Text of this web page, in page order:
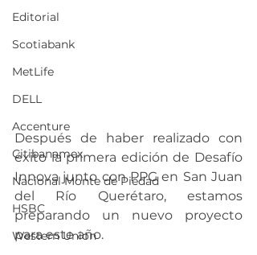
Editorial
Scotiabank
MetLife
DELL
Accenture
Citibanamex
Nacional Monte de Piedad
HSBC
Western Union
Después de haber realizado con
éxito la primera edición de Desafío
Innova junto con PPG en San Juan
del Río Querétaro, estamos
preparando un nuevo proyecto
para este año.